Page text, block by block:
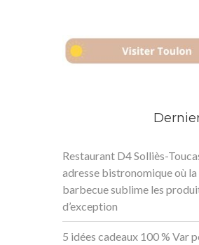
Restaurant D4 Solliès-
adresse bistronomique où la
barbecue sublime les
d’exception
5 idées cadeaux 100 % Var